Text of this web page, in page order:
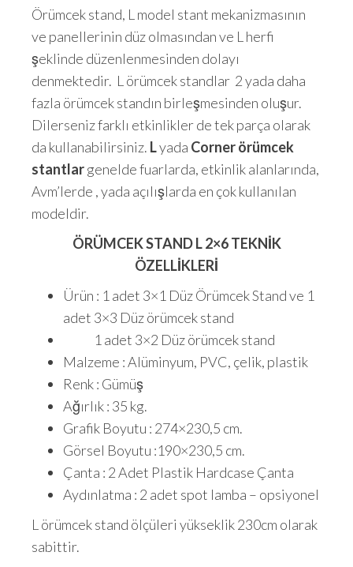
Örümcek stand, L model stant mekanizmasının
ve panellerinin düz olmasından ve L herfi
şeklinde düzenlenmesinden dolayı
denmektedir. L örümcek standlar 2 yada daha
fazla örümcek standın birleşmesinden oluşur.
Dilerseniz farklı etkinlikler de tek parça olarak
da kullanabilirsiniz. Lyada Corner örümcek
stantlargenelde fuarlarda, etkinlik alanlarında,
Avm’lerde , yada açılışlarda en çok kullanılan
modeldir.
ÖRÜMCEK STAND L 2×6 TEKNİK
ÖZELLİKLERİ
Ürün : 1 adet 3×1 Düz Örümcek Stand ve 1
adet 3×3 Düz örümcek stand
1 adet 3×2 Düz örümcek stand
Malzeme : Alüminyum, PVC, çelik, plastik
Renk : Gümüş
Ağırlık : 35 kg.
Grafik Boyutu : 274×230,5 cm.
Görsel Boyutu :190×230,5 cm.
Çanta : 2 Adet Plastik Hardcase Çanta
Aydınlatma : 2 adet spot lamba – opsiyonel
L örümcek stand ölçüleri yükseklik 230cm olarak
sabittir.